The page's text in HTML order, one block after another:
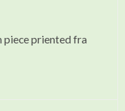
piece priented fra